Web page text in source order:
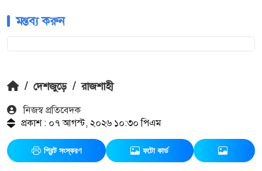
মন্তব্য করুন
/ দেশজুড়ে / রাজশাহী
নিজস্ব প্রতিবেদক
প্রকাশ : ০৭ আগস্ট, ২০২৬ ১০:৩০ পিএম
প্রিন্ট সংস্করণ ফটো কার্ড